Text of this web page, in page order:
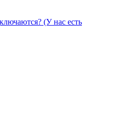
(У нас есть